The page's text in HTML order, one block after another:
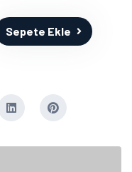
Sepete Ekle